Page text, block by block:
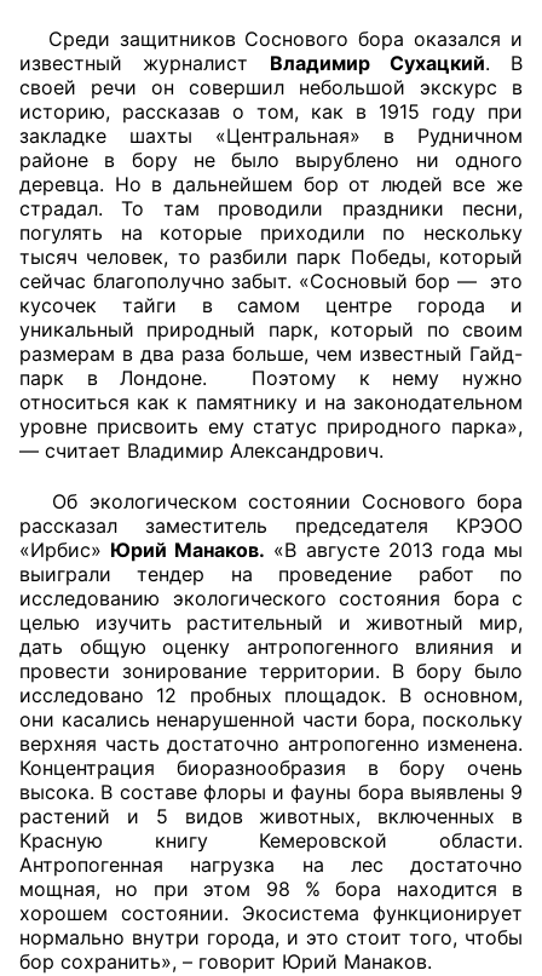
Документы ОП КО
Регламент ОП КО
Кодекс этики ОП КО
Положения
Соглашения
Рекомендации
Порядок работы ЦОН
Аппарат ОП КО
Доходы руководителя за 2024 г.
Среди защитников Соснового бора оказался и
известный журналист Владимир Сухацкий. В
своей речи он совершил небольшой экскурс в
историю, рассказав о том, как в 1915 году при
закладке шахты «Центральная» в Рудничном
районе в бору не было вырублено ни одного
деревца. Но в дальнейшем бор от людей все же
страдал. То там проводили праздники песни,
погулять на которые приходили по нескольку
тысяч человек, то разбили парк Победы, который
сейчас благополучно забыт. «Сосновый бор — это
кусочек тайги в самом центре города и
уникальный природный парк, который по своим
размерам в два раза больше, чем известный Гайд-
парк в Лондоне. Поэтому к нему нужно
относиться как к памятнику и на законодательном
уровне присвоить ему статус природного парка»,
— считает Владимир Александрович.
Об экологическом состоянии Соснового бора
рассказал заместитель председателя КРЭОО
«Ирбис» Юрий Манаков. «В августе 2013 года мы
выиграли тендер на проведение работ по
исследованию экологического состояния бора с
целью изучить растительный и животный мир,
дать общую оценку антропогенного влияния и
провести зонирование территории. В бору было
исследовано 12 пробных площадок. В основном,
они касались ненарушенной части бора, поскольку
верхняя часть достаточно антропогенно изменена.
Концентрация биоразнообразия в бору очень
высока. В составе флоры и фауны бора выявлены 9
растений и 5 видов животных, включенных в
Красную книгу Кемеровской области.
Антропогенная нагрузка на лес достаточно
мощная, но при этом 98 % бора находится в
хорошем состоянии.
Экосистема функционирует
нормально внутри города, и это стоит того, чтобы
бор сохранить», – говорит Юрий Манаков.